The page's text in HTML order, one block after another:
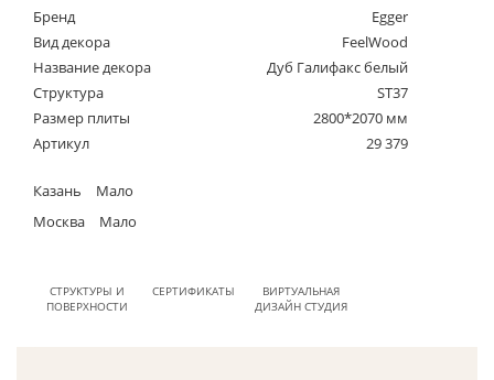
Бренд
Egger
Вид декора
FeelWood
Название декора
Дуб Галифакс белый
Структура
ST37
Размер плиты
2800*2070 мм
Артикул
29 379
Казань
Мало
Москва
Мало
СТРУКТУРЫ И
ПОВЕРХНОСТИ
СЕРТИФИКАТЫ
ВИРТУАЛЬНАЯ
ДИЗАЙН СТУДИЯ